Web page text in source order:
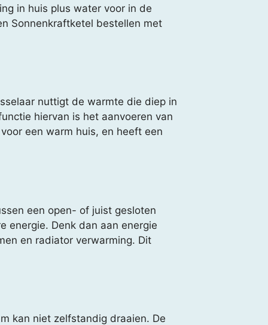
in huis plus water voor in de
Sonnenkraftketel bestellen met
nuttigt de warmte die diep in
hiervan is het aanvoeren van
een warm huis, en heeft een
een open- of juist gesloten
energie. Denk dan aan energie
en radiator verwarming. Dit
kan niet zelfstandig draaien. De